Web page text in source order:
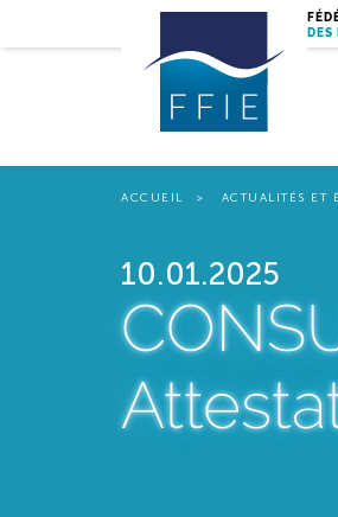
ACCUEIL ACTUALITÉS ET
10.01.2025